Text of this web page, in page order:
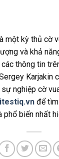
một kỳ thủ cờ
và khả
thông tin
Karjakin
nghiệp cờ
để
phổ biến nhất